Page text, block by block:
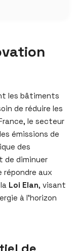
les bâtiments
de réduire les
le secteur
émissions de
des
de diminuer
répondre aux
Loi Elan, visant
à l’horizon